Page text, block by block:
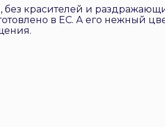
красителей и
в ЕС. А его нежный